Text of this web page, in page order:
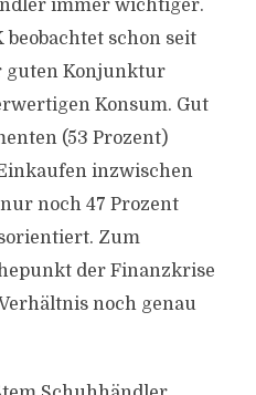
immer wichtiger.
schon seit
guten Konjunktur
Konsum. Gut
(53 Prozent)
inzwischen
noch 47 Prozent
Zum
der Finanzkrise
noch genau